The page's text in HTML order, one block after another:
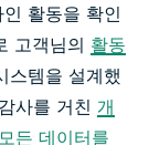
활동을 확인
고객님의 활동
스템을 설계했
사를 거친 개
모든 데이터를